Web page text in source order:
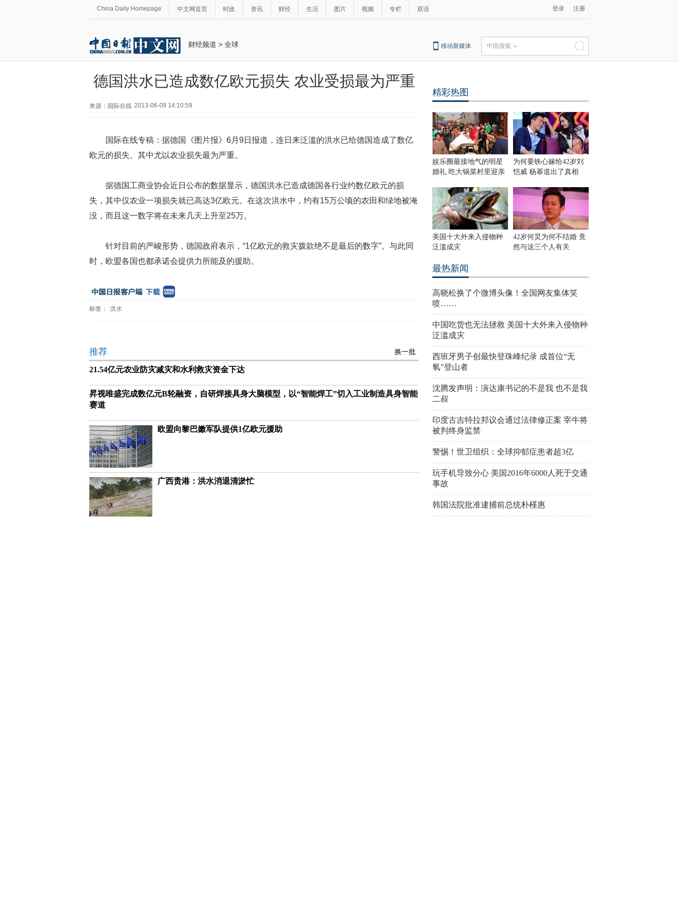
China Daily Homepage 中文网首页 时政 资讯 财经 生活 图片 视频 专栏 双语 登录 注册
财经频道 > 全球 移动新媒体 中国搜索
德国洪水已造成数亿欧元损失 农业受损最为严重
来源：国际在线 2013-06-09 14:10:59
国际在线专稿：据德国《图片报》6月9日报道，连日来泛滥的洪水已给德国造成了数亿
欧元的损失。其中尤以农业损失最为严重。
据德国工商业协会近日公布的数据显示，德国洪水已造成德国各行业约数亿欧元的损
失，其中仅农业一项损失就已高达3亿欧元。在这次洪水中，约有15万公顷的农田和绿地被淹
没，而且这一数字将在未来几天上升至25万。
针对目前的严峻形势，德国政府表示，“1亿欧元的救灾拨款绝不是最后的数字”。与此同
时，欧盟各国也都承诺会提供力所能及的援助。
标签： 洪水
推荐 换一批
21.54亿元农业防灾减灾和水利救灾资金下达
昇视唯盛完成数亿元B轮融资，自研焊接具身大脑模型，以“智能焊工”切入工业制造具身智能
赛道
欧盟向黎巴嫩军队提供1亿欧元援助
广西贵港：洪水消退清淤忙
精彩热图
娱乐圈最接地气的明星
婚礼 吃大锅菜村里迎亲
为何要铁心嫁给42岁刘
恺威 杨幂道出了真相
美国十大外来入侵物种
泛滥成灾
42岁何炅为何不结婚 竟
然与这三个人有关
最热新闻
高晓松换了个微博头像！全国网友集体笑
喷……
中国吃货也无法拯救 美国十大外来入侵物种
泛滥成灾
西班牙男子创最快登珠峰纪录 成首位“无
氧”登山者
沈腾发声明：演达康书记的不是我 也不是我
二叔
印度古吉特拉邦议会通过法律修正案 宰牛将
被判终身监禁
警惕！世卫组织：全球抑郁症患者超3亿
玩手机导致分心 美国2016年6000人死于交通
事故
韩国法院批准逮捕前总统朴槿惠